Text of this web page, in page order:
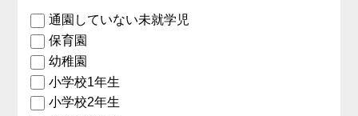
通園していない未就学児
保育園
幼稚園
小学校1年生
小学校2年生